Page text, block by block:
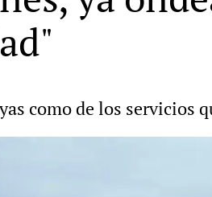
como de los servicios